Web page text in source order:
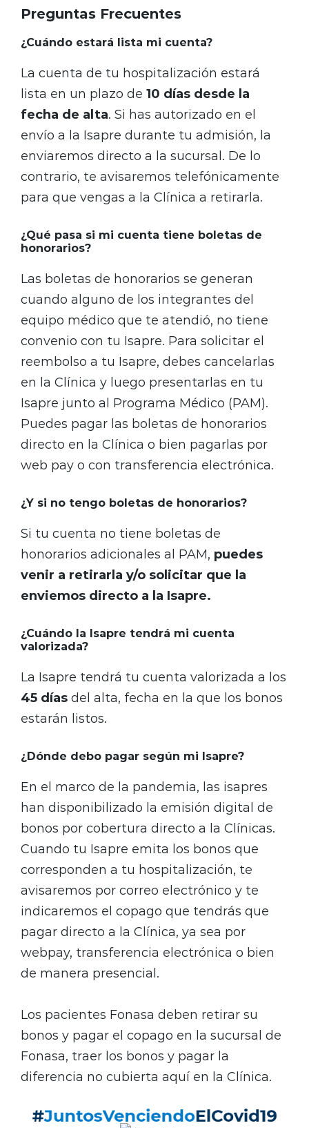
Preguntas Frecuentes
¿Cuándo estará lista mi cuenta?
La cuenta de tu hospitalización estará
lista en un plazo de 10 días desde la
fecha de alta. Si has autorizado en el
envío a la Isapre durante tu admisión, la
enviaremos directo a la sucursal. De lo
contrario, te avisaremos telefónicamente
para que vengas a la Clínica a retirarla.
¿Qué pasa si mi cuenta tiene boletas de
honorarios?
Las boletas de honorarios se generan
cuando alguno de los integrantes del
equipo médico que te atendió, no tiene
convenio con tu Isapre. Para solicitar el
reembolso a tu Isapre, debes cancelarlas
en la Clínica y luego presentarlas en tu
Isapre junto al Programa Médico (PAM).
Puedes pagar las boletas de honorarios
directo en la Clínica o bien pagarlas por
web pay o con transferencia electrónica.
¿Y si no tengo boletas de honorarios?
Si tu cuenta no tiene boletas de
honorarios adicionales al PAM, puedes
venir a retirarla y/o solicitar que la
enviemos directo a la Isapre.
¿Cuándo la Isapre tendrá mi cuenta
valorizada?
La Isapre tendrá tu cuenta valorizada a los
45 días del alta, fecha en la que los bonos
estarán listos.
¿Dónde debo pagar según mi Isapre?
En el marco de la pandemia, las isapres
han disponibilizado la emisión digital de
bonos por cobertura directo a la Clínicas.
Cuando tu Isapre emita los bonos que
corresponden a tu hospitalización, te
avisaremos por correo electrónico y te
indicaremos el copago que tendrás que
pagar directo a la Clínica, ya sea por
webpay, transferencia electrónica o bien
de manera presencial.
Los pacientes Fonasa deben retirar su
bonos y pagar el copago en la sucursal de
Fonasa, traer los bonos y pagar la
diferencia no cubierta aquí en la Clínica.